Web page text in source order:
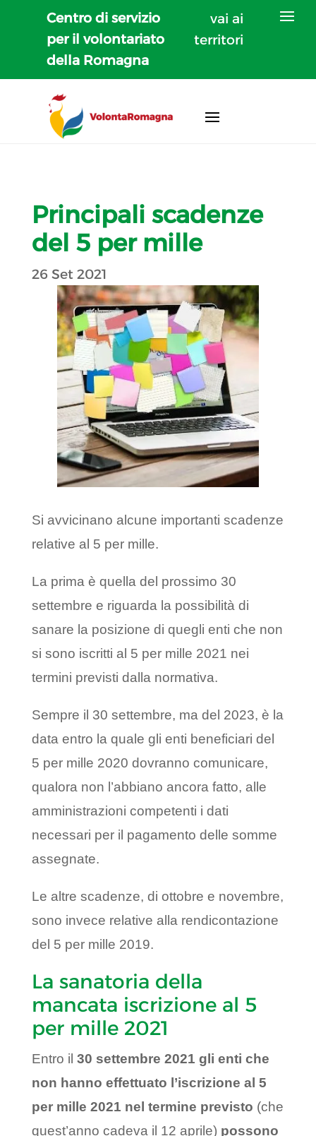
Centro di servizio
per il volontariato
della Romagna
vai ai
territori
Principali scadenze
del 5 per mille
26 Set 2021
Si avvicinano alcune importanti scadenze
relative al 5 per mille.
La prima è quella del prossimo 30
settembre e riguarda la possibilità di
sanare la posizione di quegli enti che non
si sono iscritti al 5 per mille 2021 nei
termini previsti dalla normativa.
Sempre il 30 settembre, ma del 2023, è la
data entro la quale gli enti beneficiari del
5 per mille 2020 dovranno comunicare,
qualora non l’abbiano ancora fatto, alle
amministrazioni competenti i dati
necessari per il pagamento delle somme
assegnate.
Le altre scadenze, di ottobre e novembre,
sono invece relative alla rendicontazione
del 5 per mille 2019.
La sanatoria della
mancata iscrizione al 5
per mille 2021
Entro il 30 settembre 2021 gli enti che
non hanno effettuato l’iscrizione al 5
per mille 2021 nel termine previsto (che
quest’anno cadeva il 12 aprile) possono